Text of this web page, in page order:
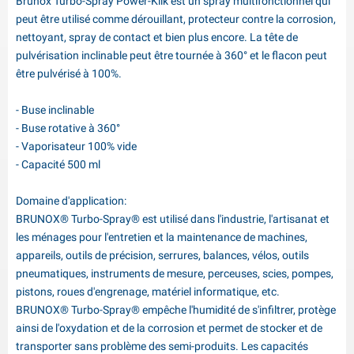
peut être utilisé comme dérouillant, protecteur contre la corrosion,
nettoyant, spray de contact et bien plus encore. La tête de
pulvérisation inclinable peut être tournée à 360° et le flacon peut
être pulvérisé à 100%.
- Buse inclinable
- Buse rotative à 360°
- Vaporisateur 100% vide
- Capacité 500 ml
Domaine d'application:
BRUNOX® Turbo-Spray® est utilisé dans l'industrie, l'artisanat et
les ménages pour l'entretien et la maintenance de machines,
appareils, outils de précision, serrures, balances, vélos, outils
pneumatiques, instruments de mesure, perceuses, scies, pompes,
pistons, roues d'engrenage, matériel informatique, etc.
BRUNOX® Turbo-Spray® empêche l'humidité de s'infiltrer, protège
ainsi de l'oxydation et de la corrosion et permet de stocker et de
transporter sans problème des semi-produits. Les capacités